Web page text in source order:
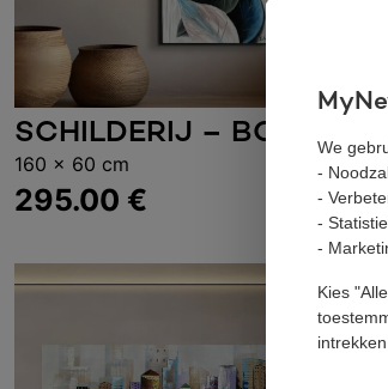
Toevoegen aan winkelwagen
SCHILDERIJ – BOTANIC
295.00 €
160 x 60 cm
We
-
-
-
-
Kies